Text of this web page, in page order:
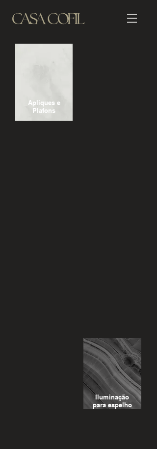
Apliques e
Plafons
Iluminação
para espelho